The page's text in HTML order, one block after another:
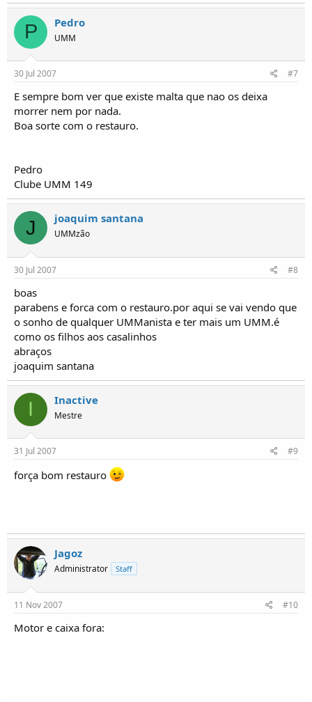
P Pedro
UMM
30 Jul 2007 #7
E sempre bom ver que existe malta que nao os deixa
morrer nem por nada.
Boa sorte com o restauro.
Pedro
Clube UMM 149
J joaquim santana
UMMzão
30 Jul 2007 #8
boas
parabens e forca com o restauro.por aqui se vai vendo que
o sonho de qualquer UMManista e ter mais um UMM.é
como os filhos aos casalinhos
abraços
joaquim santana
I Inactive
Mestre
31 Jul 2007 #9
força bom restauro
Jagoz
Administrator Staff
11 Nov 2007 #10
Motor e caixa fora: